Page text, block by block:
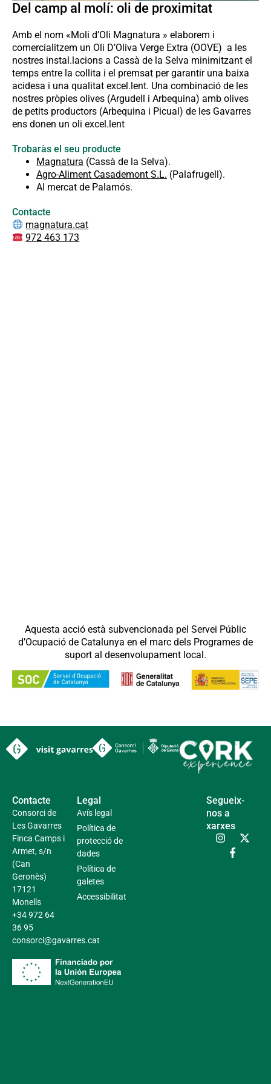
Del camp al molí: oli de proximitat
Amb el nom «Moli d’Oli Magnatura » elaborem i
comercialitzem un Oli D’Oliva Verge Extra (OOVE) a les
nostres instal.lacions a Cassà de la Selva minimitzant el
temps entre la collita i el premsat per garantir una baixa
acidesa i una qualitat excel.lent. Una combinació de les
nostres pròpies olives (Argudell i Arbequina) amb olives
de petits productors (Arbequina i Picual) de les Gavarres
ens donen un oli excel.lent
Trobaràs el seu producte
Magnatura (Cassà de la Selva).
Agro-Aliment Casademont S.L. (Palafrugell).
Al mercat de Palamós.
Contacte
magnatura.cat
972 463 173
Aquesta acció està subvencionada pel Servei Públic
d’Ocupació de Catalunya en el marc dels Programes de
suport al desenvolupament local.
Contacte
Consorci de
Les Gavarres
Finca Camps i
Armet, s/n
(Can
Geronès)
17121
Monells
+34 972 64
36 95
consorci@gavarres.cat
Legal
Avís legal
Política de
protecció de
dades
Política de
galetes
Accessibilitat
Segueix-
nos a
xarxes